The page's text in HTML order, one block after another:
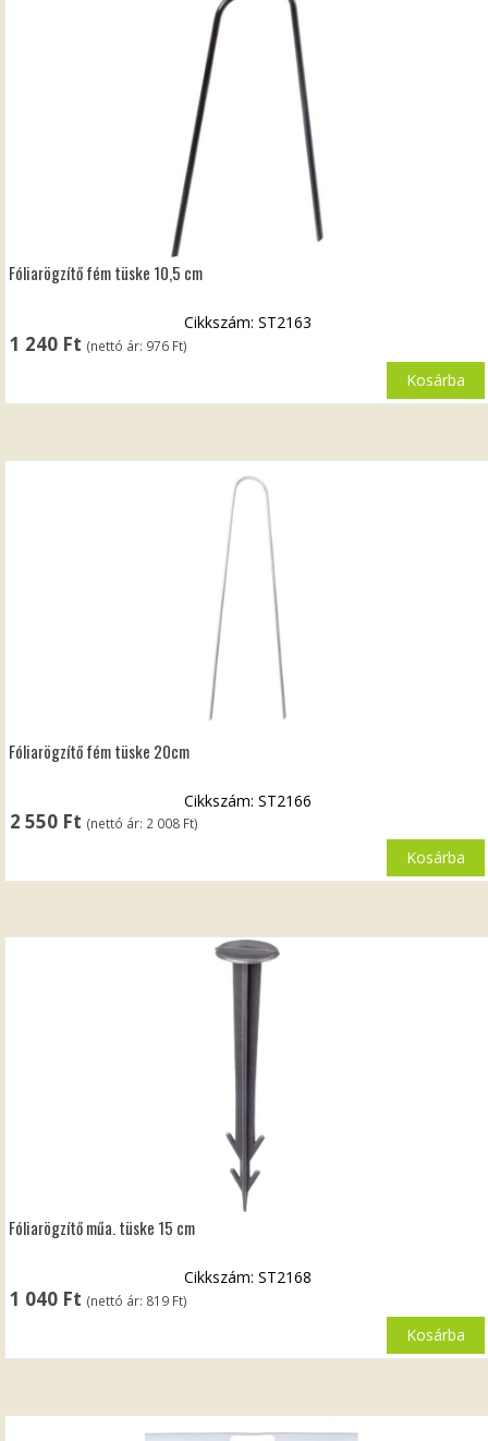
Fóliarögzítő fém tüske 10,5 cm
1 240 Ft (nettó ár: 976 Ft)
Cikkszám: ST2163
Kosárba
Fóliarögzítő fém tüske 20cm
2 550 Ft (nettó ár: 2 008 Ft)
Cikkszám: ST2166
Kosárba
Fóliarögzítő műa. tüske 15 cm
1 040 Ft (nettó ár: 819 Ft)
Cikkszám: ST2168
Kosárba